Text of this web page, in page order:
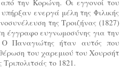
την Κορώνη. Οι εγγονοί του
ενεργά μέλη της Φιλικής
της Τροιζήνας (1827)
έγγραφο ευγνωμοσύνης για την
Ο Παναγιώτης ήταν αυτός που
του χαρεμιού του Χουρσήτ
το 1821.